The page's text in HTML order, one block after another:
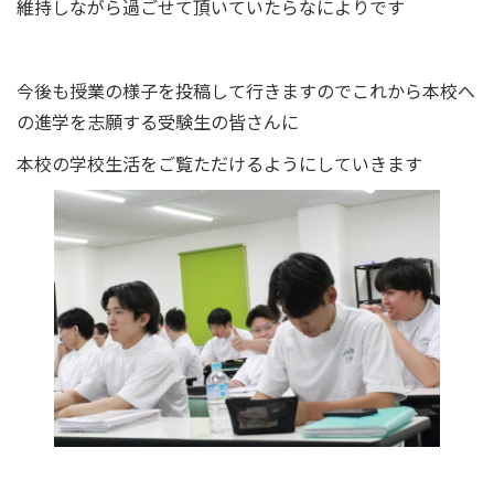
維持しながら過ごせて頂いていたらなによりです
今後も授業の様子を投稿して行きますのでこれから本校へ
の進学を志願する受験生の皆さんに
本校の学校生活をご覧ただけるようにしていきます